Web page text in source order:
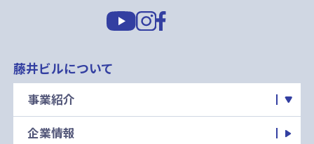
藤井ビルについて
事業紹介
企業情報